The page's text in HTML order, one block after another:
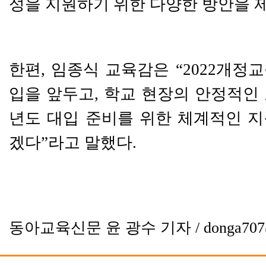
성을 지원하기 위한 다양한 방안을
한편, 임종식 교육감은 “2022개정
입을 앞두고, 학교 현장의 안정적
년도 대입 준비를 위한 체계적인
겠다”라고 말했다.
동아교육신문 윤 광수 기자 /